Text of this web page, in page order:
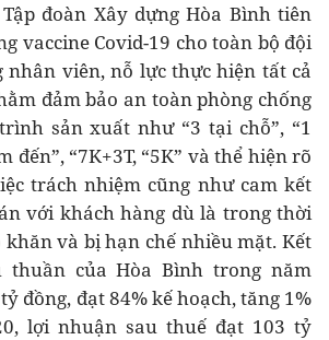
đoàn Xây dựng Hòa Bình tiên
vaccine Covid-19 cho toàn bộ đội
nhân viên, nỗ lực thực hiện tất cả
đảm bảo an toàn phòng chống
sản xuất như “3 tại chỗ”, “1
đến”, “7K+3T, “5K” và thể hiện rõ
trách nhiệm cũng như cam kết
với khách hàng dù là trong thời
và bị hạn chế nhiều mặt. Kết
thuần của Hòa Bình trong năm
đồng, đạt 84% kế hoạch, tăng 1%
lợi nhuận sau thuế đạt 103 tỷ